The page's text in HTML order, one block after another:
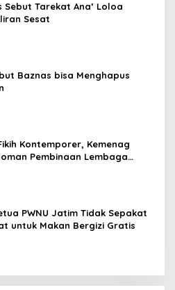
Sebut Tarekat Ana’ Loloa
Sesat
Baznas bisa Menghapus
Kontemporer, Kemenag
Pembinaan Lembaga
PWNU Jatim Tidak Sepakat
untuk Makan Bergizi Gratis